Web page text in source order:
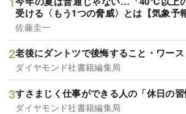
受ける〈もう1つの脅威〉とは【気象予
佐藤圭一
老後にダントツで後悔すること・ワース
ダイヤモンド社書籍編集局
すさまじく仕事ができる人の「休日の
ダイヤモンド社書籍編集局